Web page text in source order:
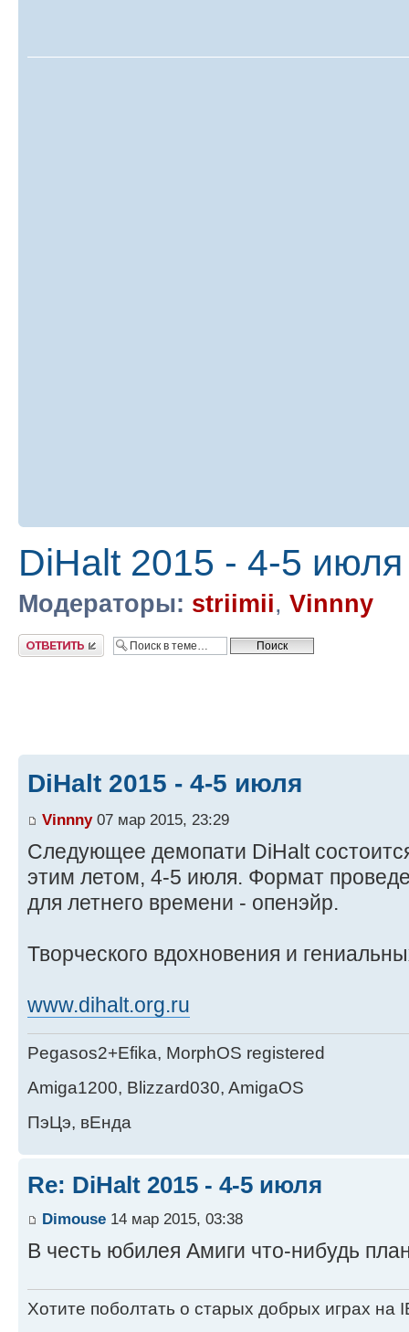
DiHalt 2015 - 4-5 июля
Модераторы: striimii, Vinnny
Ответить
DiHalt 2015 - 4-5 июля
Vinnny07 мар 2015, 23:29
Следующее демопати DiHalt
этим летом, 4-5 июля. Формат
для летнего времени - опенэйр.
Творческого вдохновения и
www.dihalt.org.ru
Pegasos2+Efika, MorphOS registered
Amiga1200, Blizzard030, AmigaOS
ПэЦэ, вЕнда
Re: DiHalt 2015 - 4-5 июля
Dimouse 14 мар 2015, 03:38
В честь юбилея Амиги что-нибудь
Хотите поболтать о старых добрых играх на